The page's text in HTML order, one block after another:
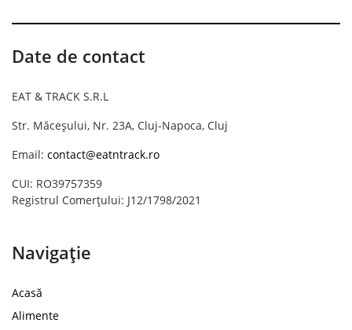
Date de contact
EAT & TRACK S.R.L
Str. Măceșului, Nr. 23A, Cluj-Napoca, Cluj
Email: contact@eatntrack.ro
CUI: RO39757359
Registrul Comerțului: J12/1798/2021
Navigație
Acasă
Alimente